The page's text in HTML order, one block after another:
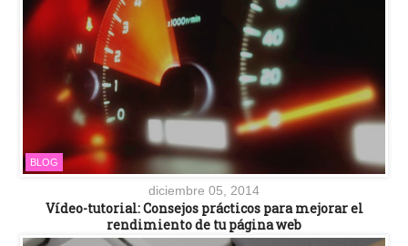
BLOG
diciembre 05, 2014
Vídeo-tutorial: Consejos prácticos para mejorar el
rendimiento de tu página web